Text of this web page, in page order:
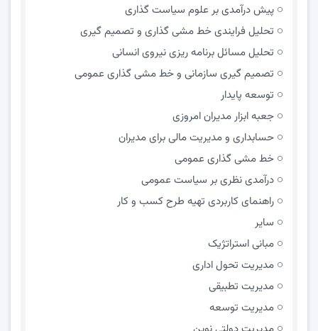
پیش درآمدی بر علوم سیاست گذاری
تحلیل فرایندی خط مشی گذاری و تصمیم گیری
تحلیل مسائل برنامه ریزی نیروی انسانی
تصمیم گیری سازمانی و خط مشی گذاری عمومی
توسعه پایدار
جعبه ابزار مدیران امروزی
حسابداری و مدیریت مالی برای مدیران
خط مشی گذاری عمومی
درآمدی نظری بر سیاست عمومی
راهنمای کاربردی تهیه طرح کسب و کار
سایر
مبانی استراتژیک
مدیریت تحول اداری
مدیریت تطبیقی
مدیریت توسعه